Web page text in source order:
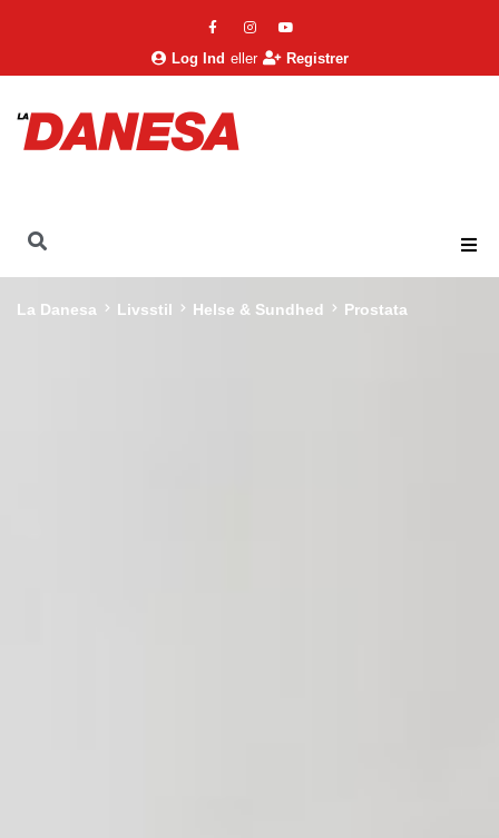
Log Ind eller Registrer
La Danesa Livsstil Helse & Sundhed Prostata